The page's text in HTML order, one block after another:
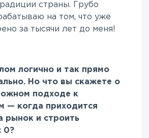
страны. Грубо
на том, что уже
за тысячи лет до меня!
логично и так прямо
Но что вы скажете о
подходе к
— когда приходится
рынок и строить
0?